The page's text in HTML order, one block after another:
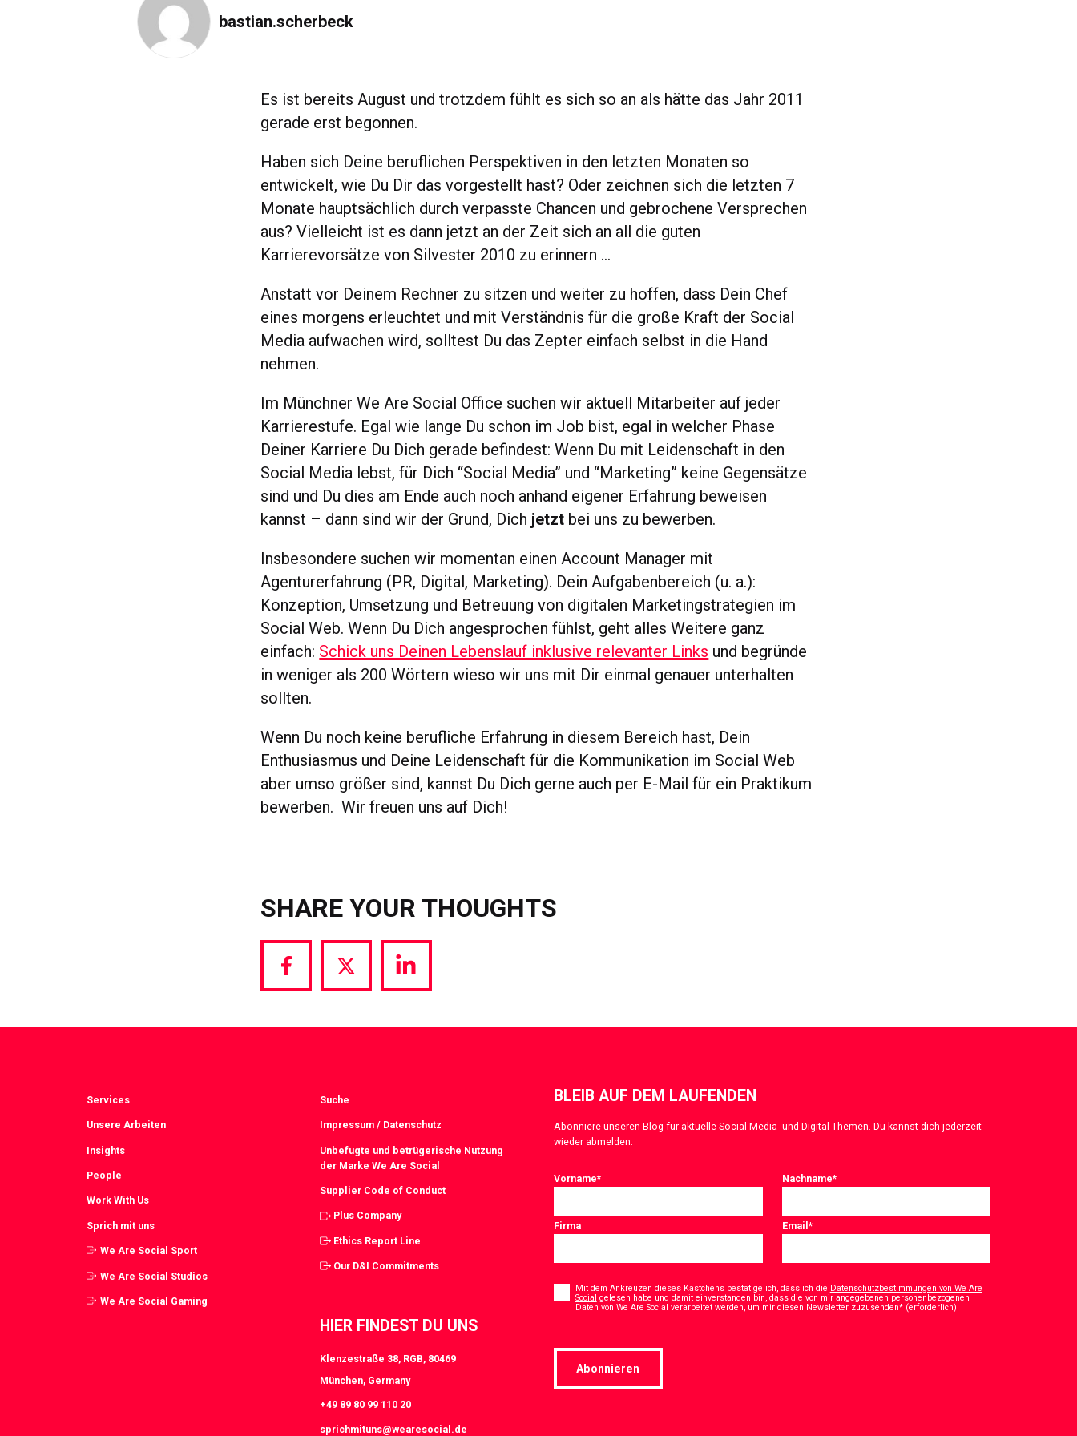
bastian.scherbeck
Es ist bereits August und trotzdem fühlt es sich so an als hätte das Jahr 2011
gerade erst begonnen.
Haben sich Deine beruflichen Perspektiven in den letzten Monaten so
entwickelt, wie Du Dir das vorgestellt hast? Oder zeichnen sich die letzten 7
Monate hauptsächlich durch verpasste Chancen und gebrochene Versprechen
aus? Vielleicht ist es dann jetzt an der Zeit sich an all die guten
Karrierevorsätze von Silvester 2010 zu erinnern …
Anstatt vor Deinem Rechner zu sitzen und weiter zu hoffen, dass Dein Chef
eines morgens erleuchtet und mit Verständnis für die große Kraft der Social
Media aufwachen wird, solltest Du das Zepter einfach selbst in die Hand
nehmen.
Im Münchner We Are Social Office suchen wir aktuell Mitarbeiter auf jeder
Karrierestufe. Egal wie lange Du schon im Job bist, egal in welcher Phase
Deiner Karriere Du Dich gerade befindest: Wenn Du mit Leidenschaft in den
Social Media lebst, für Dich “Social Media” und “Marketing” keine Gegensätze
sind und Du dies am Ende auch noch anhand eigener Erfahrung beweisen
kannst – dann sind wir der Grund, Dich jetzt bei uns zu bewerben.
Insbesondere suchen wir momentan einen Account Manager mit
Agenturerfahrung (PR, Digital, Marketing). Dein Aufgabenbereich (u. a.):
Konzeption, Umsetzung und Betreuung von digitalen Marketingstrategien im
Social Web. Wenn Du Dich angesprochen fühlst, geht alles Weitere ganz
einfach: Schick uns Deinen Lebenslauf inklusive relevanter Links und begründe
in weniger als 200 Wörtern wieso wir uns mit Dir einmal genauer unterhalten
sollten.
Wenn Du noch keine berufliche Erfahrung in diesem Bereich hast, Dein
Enthusiasmus und Deine Leidenschaft für die Kommunikation im Social Web
aber umso größer sind, kannst Du Dich gerne auch per E-Mail für ein Praktikum
bewerben. Wir freuen uns auf Dich!
SHARE YOUR THOUGHTS
Share
Facebook
Share
Twitter
Share
LinkedIn
Services
Unsere Arbeiten
Insights
People
Work With Us
Sprich mit uns
We Are Social Sport
We Are Social Studios
We Are Social Gaming
Suche
Impressum / Datenschutz
Unbefugte und betrügerische Nutzung
der Marke We Are Social
Supplier Code of Conduct
Plus Company
Ethics Report Line
Our D&I Commitments
HIER FINDEST DU UNS
Klenzestraße 38, RGB, 80469
München, Germany
+49 89 80 99 110 20
sprichmituns@wearesocial.de
BLEIB AUF DEM LAUFENDEN
Abonniere unseren Blog für aktuelle Social Media- und Digital-Themen. Du kannst dich jederzeit
wieder abmelden.
Vorname* Nachname*
Firma Email*
* Mit dem Ankreuzen dieses Kästchens bestätige ich, dass ich die Datenschutzbestimmungen von We Are
Social gelesen habe und damit einverstanden bin, dass die von mir angegebenen personenbezogenen
Daten von We Are Social verarbeitet werden, um mir diesen Newsletter zuzusenden* (erforderlich)*
Abonnieren